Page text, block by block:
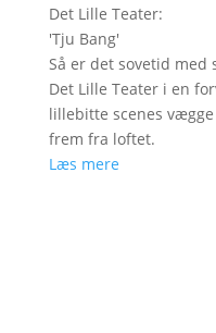
Det Lille Teater:
'Tju Bang'
Så er det sovetid med
Det Lille Teater i en
lillebitte scenes
frem fra loftet.
Læs mere